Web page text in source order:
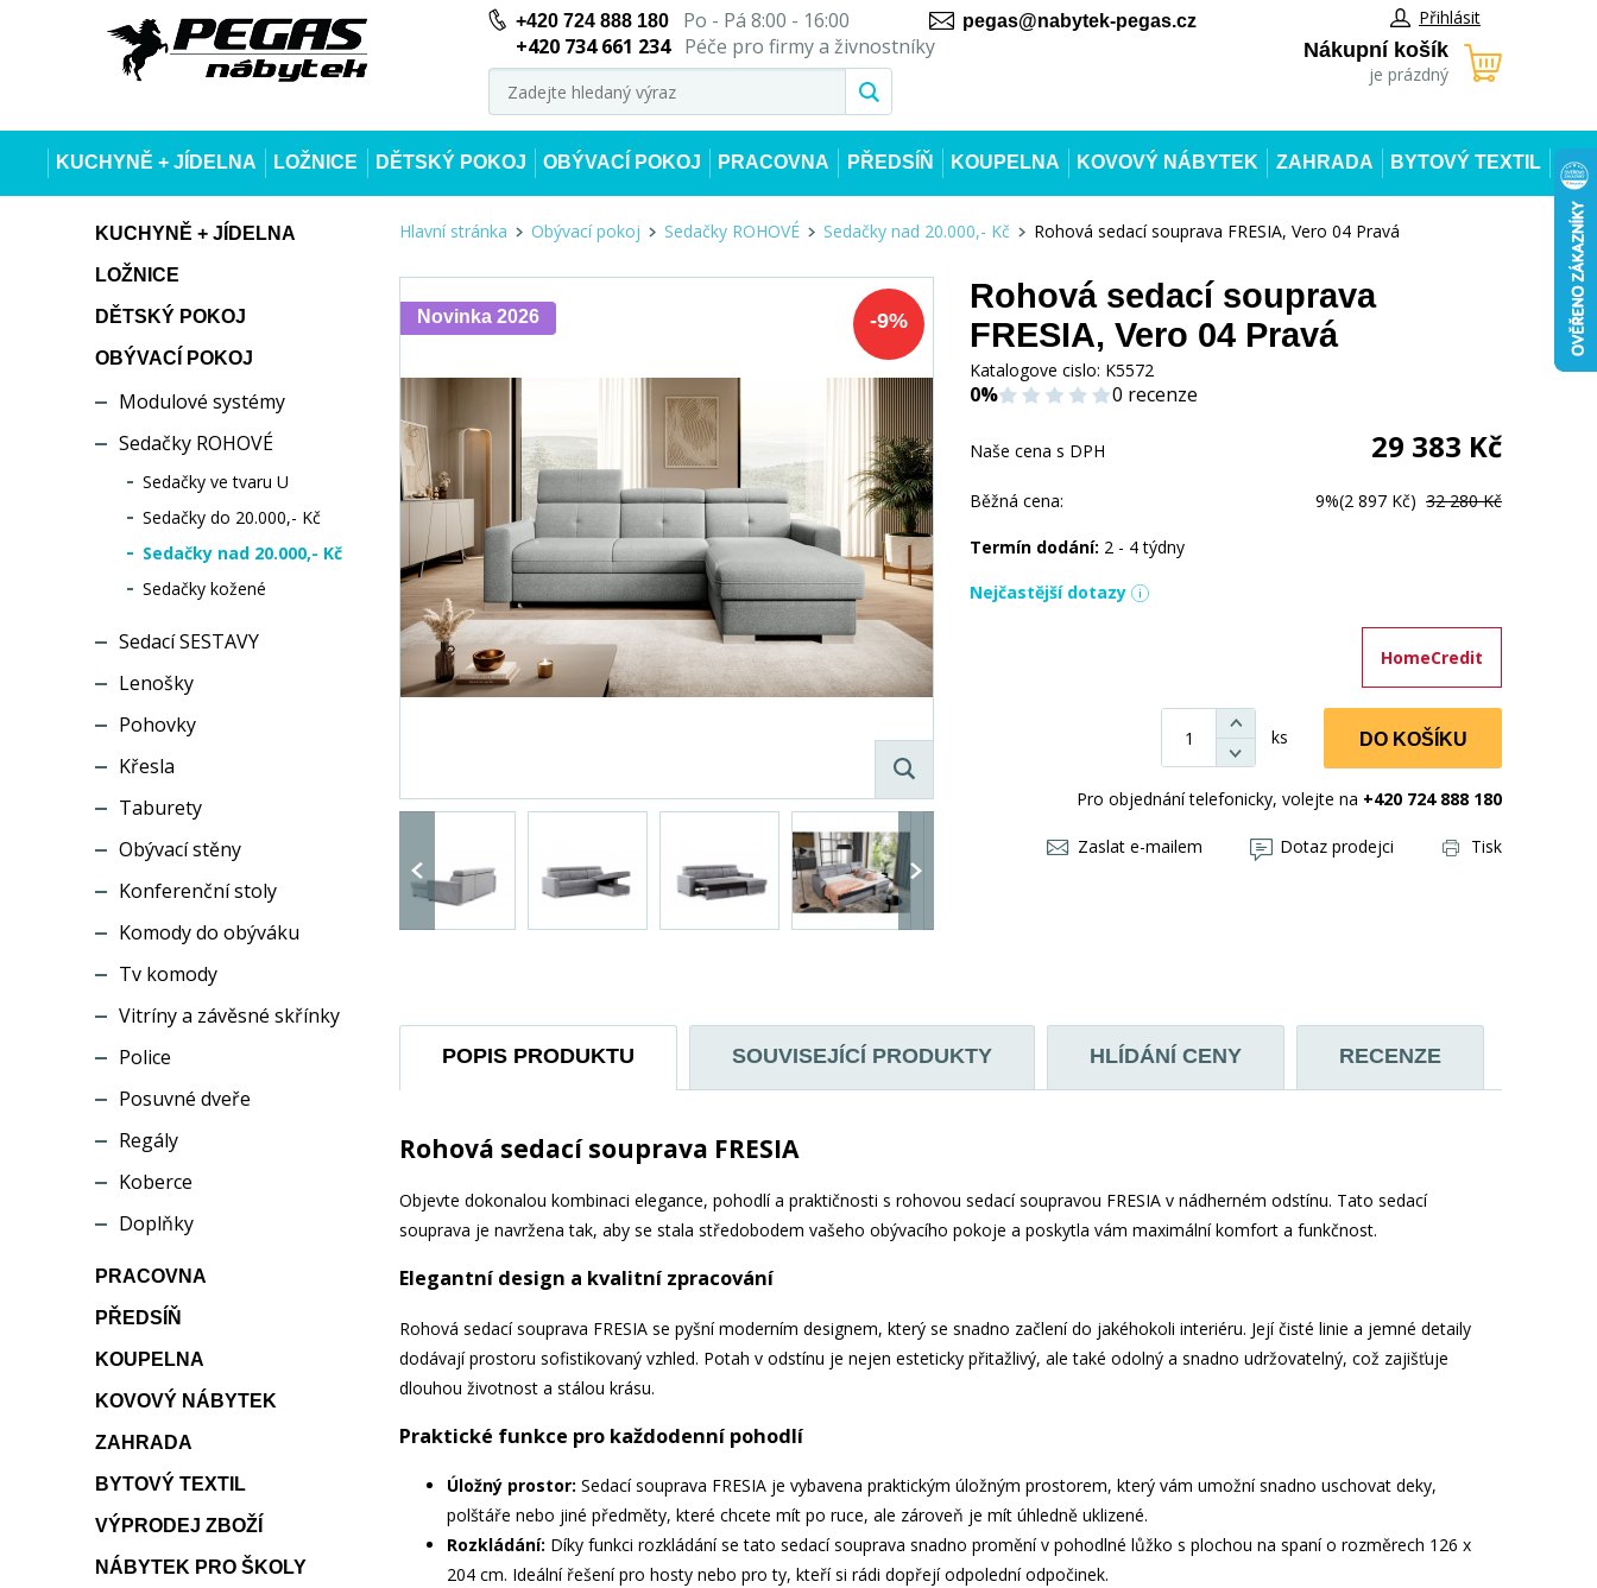
+420 724 888 180Po - Pá 8:00 - 16:00
+420 734 661 234
Péče pro firmy a živnostníky
pegas@nabytek-pegas.cz Přihlásit
Nákupní košík
je prázdný
KUCHYNĚ + JÍDELNA LOŽNICE DĚTSKÝ POKOJ OBÝVACÍ POKOJ PRACOVNA PŘEDSÍŇ KOUPELNA KOVOVÝ NÁBYTEK ZAHRADA BYTOVÝ TEXTIL
KUCHYNĚ + JÍDELNA
LOŽNICE
DĚTSKÝ POKOJ
OBÝVACÍ POKOJ
Modulové systémy
Sedačky ROHOVÉ
Sedačky ve tvaru U
Sedačky do 20.000,- Kč
Sedačky nad 20.000,- Kč
Sedačky kožené
Sedací SESTAVY
Lenošky
Pohovky
Křesla
Taburety
Obývací stěny
Konferenční stoly
Komody do obýváku
Tv komody
Vitríny a závěsné skřínky
Police
Posuvné dveře
Regály
Koberce
Doplňky
PRACOVNA
PŘEDSÍŇ
KOUPELNA
KOVOVÝ NÁBYTEK
ZAHRADA
BYTOVÝ TEXTIL
VÝPRODEJ ZBOŽÍ
NÁBYTEK PRO ŠKOLY
Hlavní stránka Obývací pokoj Sedačky ROHOVÉ Sedačky nad 20.000,- Kč Rohová sedací souprava FRESIA, Vero 04 Pravá
-9%
Novinka 2026
Rohová sedací souprava
FRESIA, Vero 04 Pravá
Katalogove cislo: K5572
0% 0 recenze
Naše cena s DPH 29 383 Kč
Běžná cena: 9%(2 897 Kč) 32 280 Kč
Termín dodání: 2 - 4 týdny
Nejčastější dotazy
HomeCredit
ks DO KOŠÍKU
Pro objednání telefonicky, volejte na +420 724 888 180
Zaslat e-mailem Dotaz prodejci Tisk
POPIS PRODUKTU SOUVISEJÍCÍ PRODUKTY HLÍDÁNÍ CENY RECENZE
Rohová sedací souprava FRESIA
Objevte dokonalou kombinaci elegance, pohodlí a praktičnosti s rohovou sedací soupravou FRESIA v nádherném odstínu. Tato sedací
souprava je navržena tak, aby se stala středobodem vašeho obývacího pokoje a poskytla vám maximální komfort a funkčnost.
Elegantní design a kvalitní zpracování
Rohová sedací souprava FRESIA se pyšní moderním designem, který se snadno začlení do jakéhokoli interiéru. Její čisté linie a jemné detaily
dodávají prostoru sofistikovaný vzhled. Potah v odstínu je nejen esteticky přitažlivý, ale také odolný a snadno udržovatelný, což zajišťuje
dlouhou životnost a stálou krásu.
Praktické funkce pro každodenní pohodlí
Úložný prostor: Sedací souprava FRESIA je vybavena praktickým úložným prostorem, který vám umožní snadno uschovat deky,
polštáře nebo jiné předměty, které chcete mít po ruce, ale zároveň je mít úhledně uklizené.
Rozkládání: Díky funkci rozkládání se tato sedací souprava snadno promění v pohodlné lůžko s plochou na spaní o rozměrech 126 x
204 cm. Ideální řešení pro hosty nebo pro ty, kteří si rádi dopřejí odpolední odpočinek.